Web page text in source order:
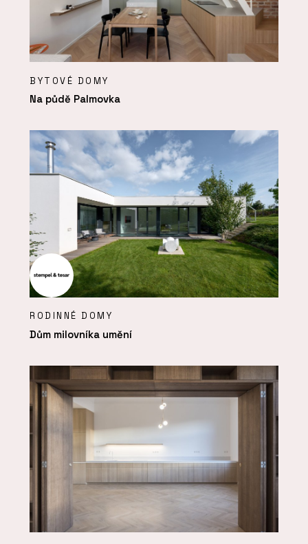
BYTOVÉ DOMY
Na půdě Palmovka
RODINNÉ DOMY
Dům milovníka umění